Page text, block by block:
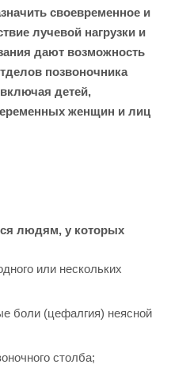
своевременное и
лучевой нагрузки и
дают возможность
позвоночника
детей,
женщин и лиц
людям, у которых
или нескольких
боли (цефалгия) неясной
столба;